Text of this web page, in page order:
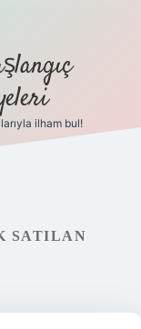
ilham bul!
SATILAN